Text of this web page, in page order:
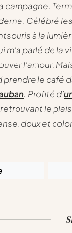
campagne.
Célébré
à la
m’a parlé de la
l’amour.
prendre le café
. Profité d’
le
doux et